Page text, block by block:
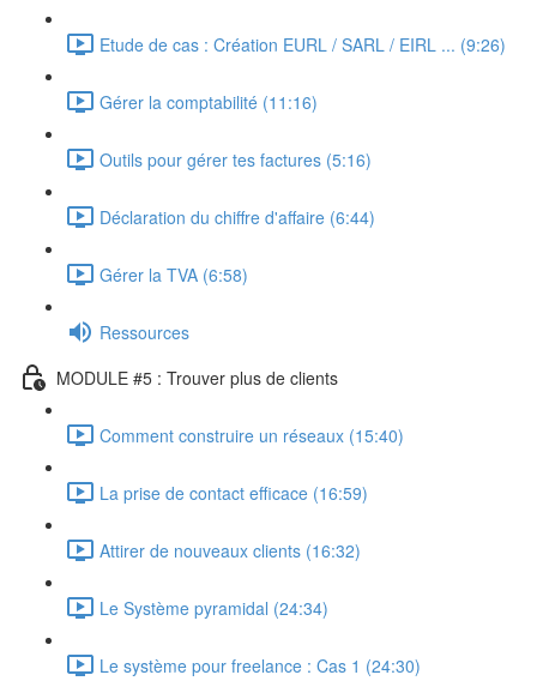
Etude de cas : Création EURL / SARL / EIRL ... (9:26)
Gérer la comptabilité (11:16)
Outils pour gérer tes factures (5:16)
Déclaration du chiffre d'affaire (6:44)
Gérer la TVA (6:58)
Ressources
MODULE #5 : Trouver plus de clients
Comment construire un réseaux (15:40)
La prise de contact efficace (16:59)
Attirer de nouveaux clients (16:32)
Le Système pyramidal (24:34)
Le système pour freelance : Cas 1 (24:30)